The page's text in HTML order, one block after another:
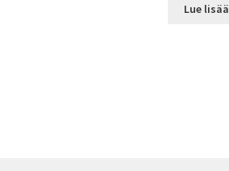
Lue lisää